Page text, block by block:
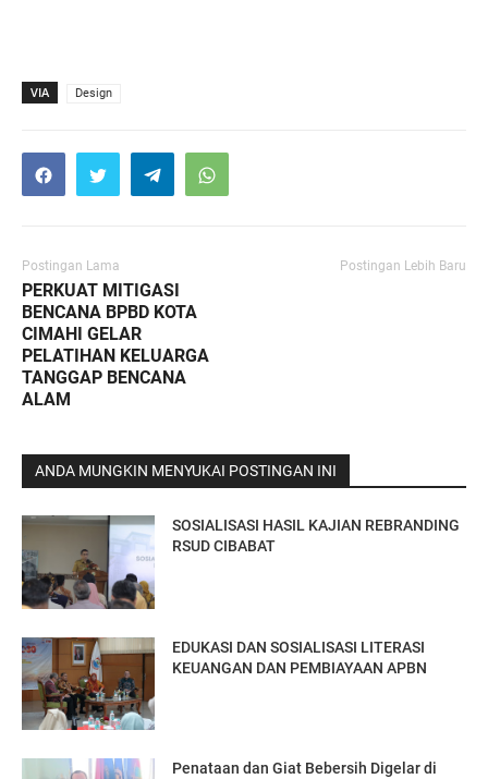
VIA Design
Postingan Lama
PERKUAT MITIGASI
BENCANA BPBD KOTA
CIMAHI GELAR
PELATIHAN KELUARGA
TANGGAP BENCANA
ALAM
Postingan Lebih Baru
ANDA MUNGKIN MENYUKAI POSTINGAN INI
SOSIALISASI HASIL KAJIAN REBRANDING
RSUD CIBABAT
EDUKASI DAN SOSIALISASI LITERASI
KEUANGAN DAN PEMBIAYAAN APBN
Penataan dan Giat Bebersih Digelar di